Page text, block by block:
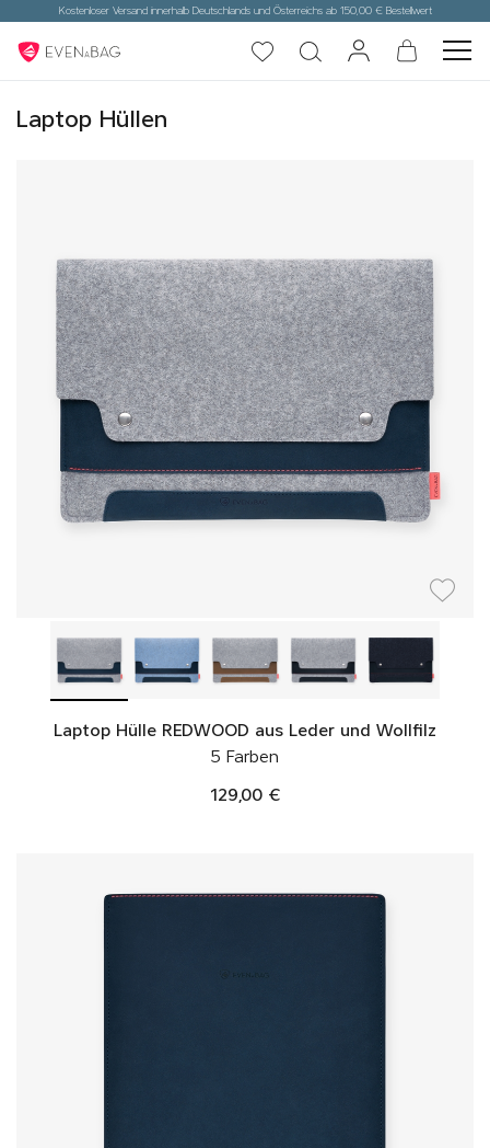
Kostenloser Versand innerhalb Deutschlands und Österreichs ab 150,00 € Bestellwert
Laptop Hüllen
Laptop Hülle REDWOOD aus Leder und Wollfilz
5 Farben
129,00 €